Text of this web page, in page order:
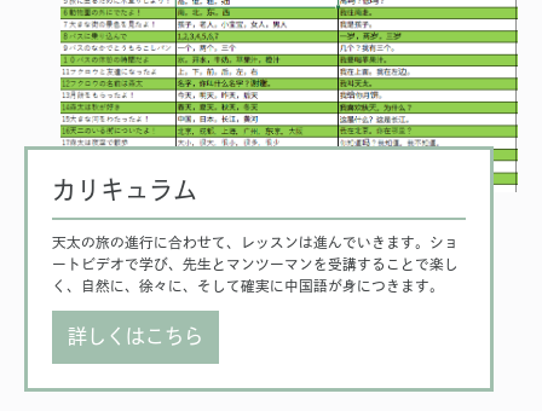
カリキュラム
天太の旅の進行に合わせて、レッスンは進んでいきます。ショ
ートビデオで学び、先生とマンツーマンを受講することで楽し
く、自然に、徐々に、そして確実に中国語が身につきます。
詳しくはこちら